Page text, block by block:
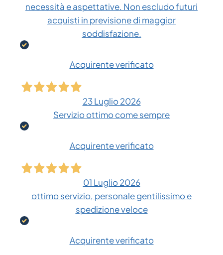
necessità e aspettative. Non escludo futuri
acquisti in previsione di maggior
soddisfazione.
Acquirente verificato
23 Luglio 2026
Servizio ottimo come sempre
Acquirente verificato
01 Luglio 2026
ottimo servizio, personale gentilissimo e
spedizione veloce
Acquirente verificato